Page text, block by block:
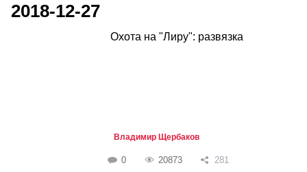
2018-12-27
Охота на "Лиру": развязка
Владимир Щербаков
0 20873 281